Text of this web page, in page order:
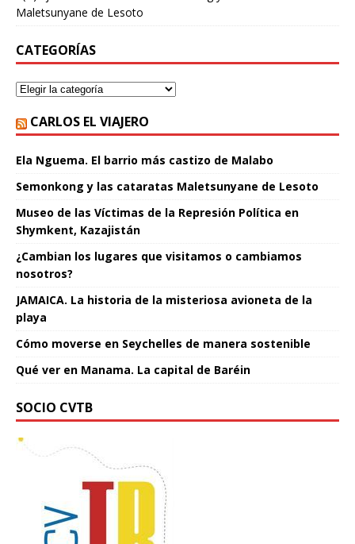
Maletsunyane de Lesoto
CATEGORÍAS
CARLOS EL VIAJERO
Ela Nguema. El barrio más castizo de Malabo
Semonkong y las cataratas Maletsunyane de Lesoto
Museo de las Víctimas de la Represión Política en
Shymkent, Kazajistán
¿Cambian los lugares que visitamos o cambiamos
nosotros?
JAMAICA. La historia de la misteriosa avioneta de la
playa
Cómo moverse en Seychelles de manera sostenible
Qué ver en Manama. La capital de Baréin
SOCIO CVTB